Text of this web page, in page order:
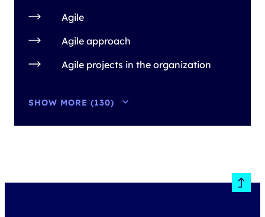
Agile
Agile approach
Agile projects in the organization
SHOW MORE (130)